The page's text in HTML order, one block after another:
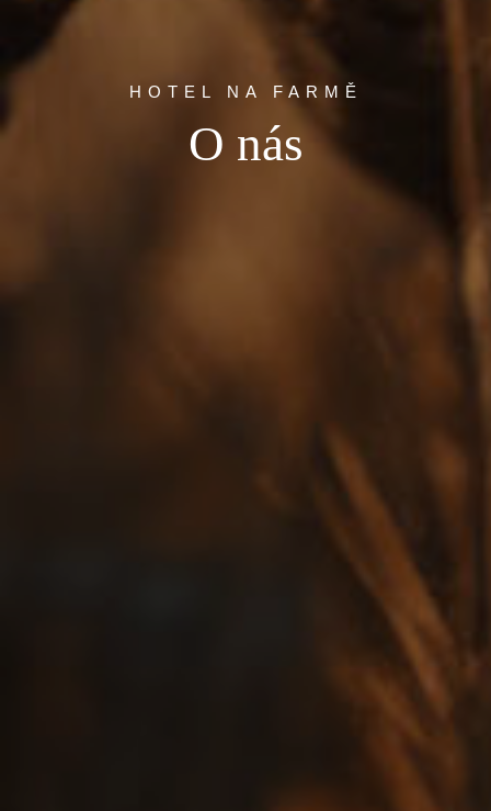
HOTEL NA FARMĚ
O nás